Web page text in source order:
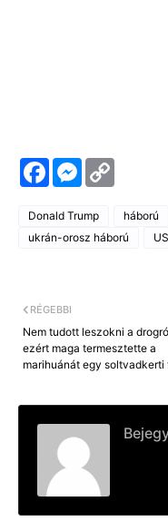
F
a
c
e
b
o
M
e
s
e
n i
Donald Trump háború
ukrán-orosz háború
RÉGEBBI
Nem tudott leszokni a
ezért maga termesztette a
marihuánát egy soltvadkerti